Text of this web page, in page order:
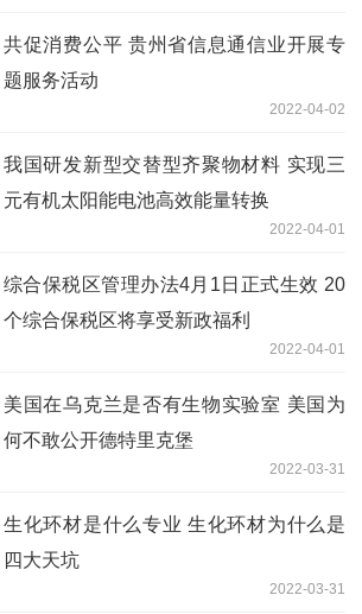
共促消费公平 贵州省信息通信业开展专
题服务活动
2022-04-02
我国研发新型交替型齐聚物材料 实现三
元有机太阳能电池高效能量转换
2022-04-01
综合保税区管理办法4月1日正式生效 20
个综合保税区将享受新政福利
2022-04-01
美国在乌克兰是否有生物实验室 美国为
何不敢公开德特里克堡
2022-03-31
生化环材是什么专业 生化环材为什么是
四大天坑
2022-03-31